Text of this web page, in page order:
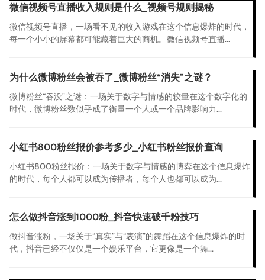
微信视频号直播收入规则是什么_视频号规则揭秘
微信视频号直播，一场看不见的收入游戏在这个信息爆炸的时代，
每一个小小的屏幕都可能藏着巨大的商机。微信视频号直播...
为什么微博粉丝会被吞了_微博粉丝“消失”之谜？
微博粉丝“吞没”之谜：一场关于数字与情感的较量在这个数字化的
时代，微博粉丝数似乎成了衡量一个人或一个品牌影响力...
小红书800粉丝报价参考多少_小红书粉丝报价查询
小红书800粉丝报价：一场关于数字与情感的博弈在这个信息爆炸
的时代，每个人都可以成为传播者，每个人也都可以成为...
怎么做抖音涨到1000粉_抖音快速破千粉技巧
做抖音涨粉，一场关于“真实”与“表演”的舞蹈在这个信息爆炸的时
代，抖音已经不仅仅是一个娱乐平台，它更像是一个舞...